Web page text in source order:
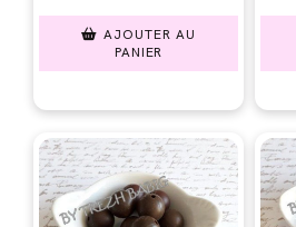
AJOUTER AU
PANIER